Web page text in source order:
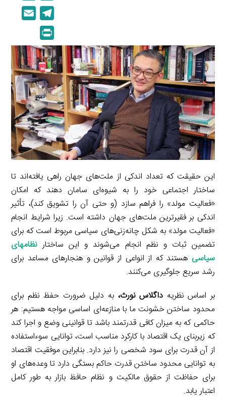
o
p
y
L
i
n
k
i
n
e
d
I
n
e
l
e
g
r
a
m
i
l
r
i
n
t
این حقیقت که تعداد اندکی از ملت‌های جهان راهی یافته‌اند تا
ساختار اجتماعی خود را به شیوه‌ای سامان دهند که امکان
«فعالیت مولد» را فراهم سازد (و حتی آن را تشویق کند)، تأثیر
اندکی بر فقیرترین ملت‌های جهان داشته است. زیرا شرایط انجام
«فعالیت مولد» به شکل چانه‌زنی‌های سیاسی مربوط است که برای
تضمین ثبات و نظم انجام می‌شوند و این ساختار نظام­های
سیاسی هستند که از انواعی از قوانین و هنجارهای مساعد برای
رشد سریع جلوگیری می‌کنند.
بر اساس نظریه داگلاس نورث، به دلیل ضرورت حفظ نظم برای
محدود ساختن خشونت ما با منازعه‌ای اساسی مواجه هستیم: هر
حاکمی که به میزان کافی قدرتمند باشد تا قوانینی وضع و اجرا کند
که زیربنای یک اقتصاد با کارکرد مناسب است، توانایی سوءاستفاده
از آن قدرت برای سود شخصی را نیز دارد. بنابراین موفقیت اقتصاد
به توانایی محدود ساختن قدرت حاکم بستگی دارد تا وعده‌های او
برای حفاظت از حقوق مالکیت و نظام حافظ بازار به طور کامل
اعتبار یابد.